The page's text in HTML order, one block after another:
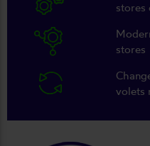
stores
stores
volets